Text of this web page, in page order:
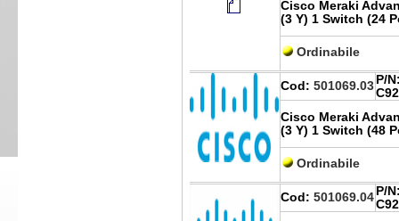
Cisco Meraki
(3 Y) 1 Switch (24
Ordinabile
Cod: 501069.03 P/
Cisco Meraki
(3 Y) 1 Switch (48
Ordinabile
Cod: 501069.04 P/